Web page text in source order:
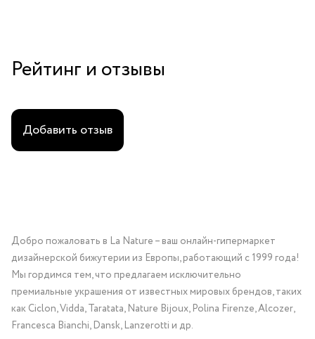
Рейтинг и отзывы
Добавить отзыв
Добро пожаловать в La Nature – ваш онлайн-гипермаркет
дизайнерской бижутерии из Европы, работающий с 1999 года!
Мы гордимся тем, что предлагаем исключительно
премиальные украшения от известных мировых брендов, таких
как Ciclon, Vidda, Taratata, Nature Bijoux, Polina Firenze, Alcozer,
Francesca Bianchi, Dansk, Lanzerotti и др.